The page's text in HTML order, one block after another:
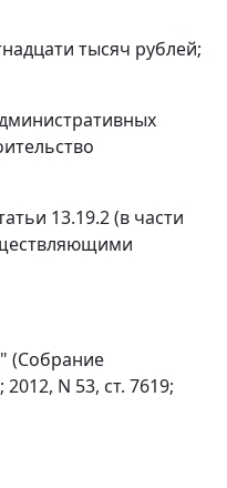
тысяч рублей;
13.19.2 (в части
(Собрание
N 53, ст. 7619;